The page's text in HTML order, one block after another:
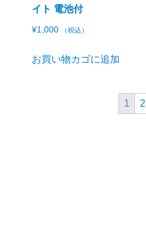
イト 電池付
¥1,000 （税込）
お買い物カゴに追加
1 2